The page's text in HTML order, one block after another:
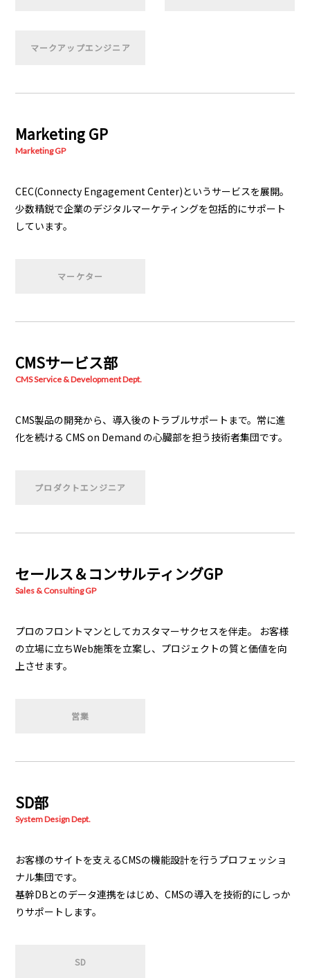
マークアップエンジニア
Marketing GP
Marketing GP
CEC(Connecty Engagement Center)というサービスを展開。
少数精鋭で企業のデジタルマーケティングを包括的にサポート
しています。
マーケター
CMSサービス部
CMS Service & Development Dept.
CMS製品の開発から、導入後のトラブルサポートまで。 常に進
化を続ける CMS on Demand の心臓部を担う技術者集団です。
プロダクトエンジニア
セールス＆コンサルティングGP
Sales & Consulting GP
プロのフロントマンとしてカスタマーサクセスを伴走。
お客様
の立場に立ちWeb施策を立案し、プロジェクトの質と価値を向
上させます。
営業
SD部
System Design Dept.
お客様のサイトを支えるCMSの機能設計を行うプロフェッショ
ナル集団です。
基幹DBとのデータ連携をはじめ、CMSの導入を技術的にしっか
りサポートします。
SD